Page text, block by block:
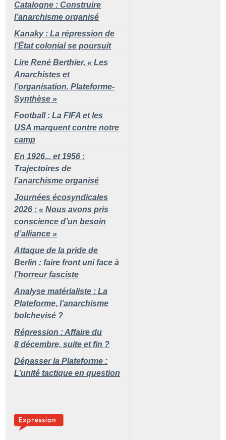
Catalogne : Construire
l’anarchisme organisé
Kanaky : La répression de
l’État colonial se poursuit
Lire René Berthier, « Les
Anarchistes et
l’organisation. Plateforme-
Synthèse »
Football : La FIFA et les
USA marquent contre notre
camp
En 1926... et 1956 :
Trajectoires de
l’anarchisme organisé
Journées écosyndicales
2026 : « Nous avons pris
conscience d’un besoin
d’alliance »
Attaque de la pride de
Berlin : faire front uni face à
l’horreur fasciste
Analyse matérialiste : La
Plateforme, l’anarchisme
bolchevisé ?
Répression : Affaire du
8 décembre, suite et fin ?
Dépasser la Plateforme :
L’unité tactique en question